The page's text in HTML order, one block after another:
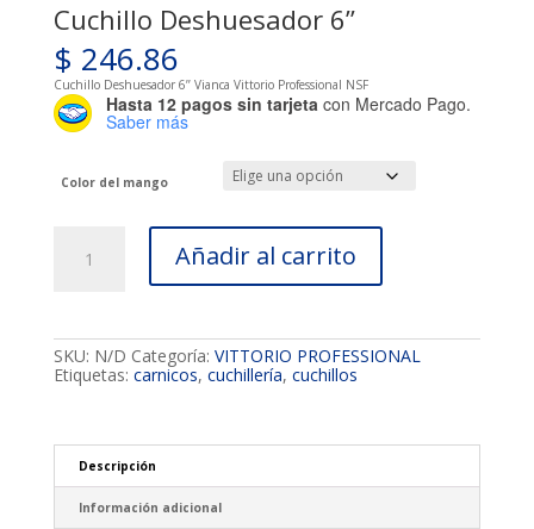
Cuchillo Deshuesador 6’’
$ 246.86
Cuchillo Deshuesador 6’’ Vianca Vittorio Professional NSF
Hasta 12 pagos sin tarjetacon Mercado Pago.
Saber más
Color del mango
Deshuesador
Añadir al carrito
SKU: N/D Categoría: VITTORIO PROFESSIONAL
Etiquetas: carnicos, cuchillería, cuchillos
Descripción
Información adicional